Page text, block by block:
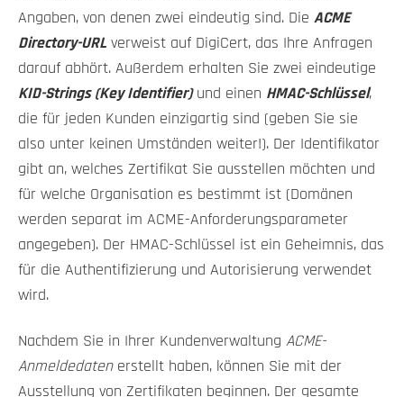
Angaben, von denen zwei eindeutig sind. Die ACME
Directory-URL verweist auf DigiCert, das Ihre Anfragen
darauf abhört. Außerdem erhalten Sie zwei eindeutige
KID-Strings (Key Identifier)und einen HMAC-Schlüssel,
die für jeden Kunden einzigartig sind (geben Sie sie
also unter keinen Umständen weiter!). Der Identifikator
gibt an, welches Zertifikat Sie ausstellen möchten und
für welche Organisation es bestimmt ist (Domänen
werden separat im ACME-Anforderungsparameter
angegeben). Der HMAC-Schlüssel ist ein Geheimnis, das
für die Authentifizierung und Autorisierung verwendet
wird.
Nachdem Sie in Ihrer Kundenverwaltung ACME-
Anmeldedatenerstellt haben, können Sie mit der
Ausstellung von Zertifikaten beginnen. Der gesamte